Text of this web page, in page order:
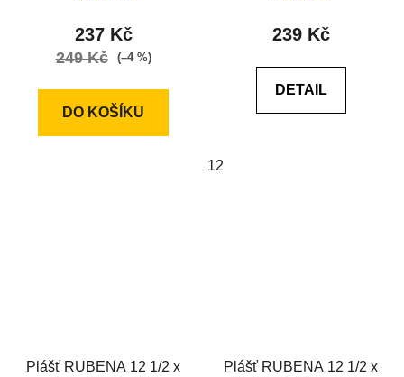
237 Kč
249 Kč (–4 %)
DO KOŠÍKU
239 Kč
DETAIL
12
Plášť RUBENA 12 1/2 x
Plášť RUBENA 12 1/2 x